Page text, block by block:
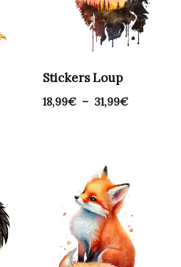
Stickers Loup
18,99€ – 31,99€
prix :
à
21,99€